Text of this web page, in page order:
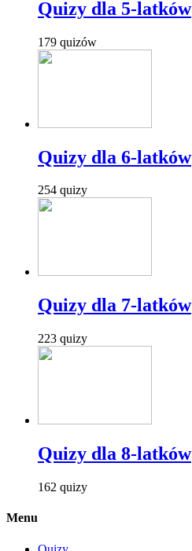
Quizy dla 5-latków
179 quizów
Quizy dla 6-latków
254 quizy
Quizy dla 7-latków
223 quizy
Quizy dla 8-latków
162 quizy
Menu